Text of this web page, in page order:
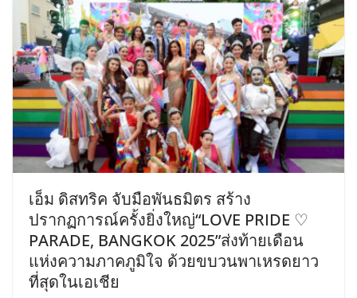
เอ็ม ดิสทริค จับมือพันธมิตร สร้าง
ปรากฏการณ์ครั้งยิ่งใหญ่“LOVE PRIDE ♡
PARADE, BANGKOK 2025”ส่งท้ายเดือน
แห่งความภาคภูมิใจ ด้วยขบวนพาเหรดยาว
ที่สุดในเอเชีย